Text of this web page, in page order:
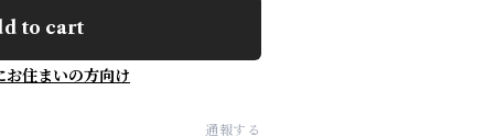
to cart
お住まいの方向け
通報する